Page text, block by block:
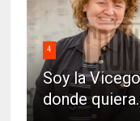
4
Soy la
donde